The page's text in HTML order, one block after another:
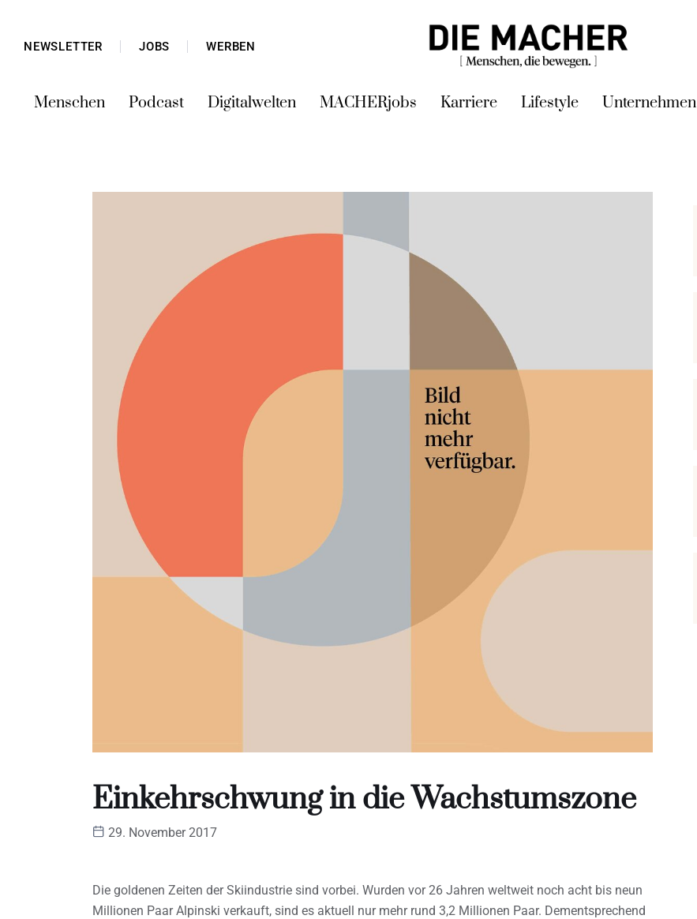
NEWSLETTER JOBS WERBEN
Menschen Podcast Digitalwelten MACHERjobs Karriere Lifestyle Unternehmen
Einkehrschwung in die Wachstumszone
29. November 2017
Die goldenen Zeiten der Skiindustrie sind vorbei. Wurden vor 26 Jahren weltweit noch acht bis neun
Millionen Paar Alpinski verkauft, sind es aktuell nur mehr rund 3,2 Millionen Paar. Dementsprechend